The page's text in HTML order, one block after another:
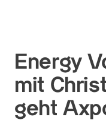
Energy
mit
geht